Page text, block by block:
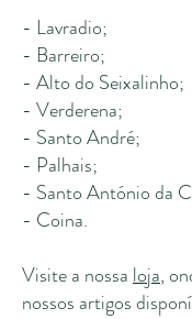
- Lavradio;
- Barreiro;
- Alto do Seixalinho;
- Verderena;
- Santo André;
- Palhais;
- Santo António da
- Coina.
Visite a nossaloja,
nossos artigos